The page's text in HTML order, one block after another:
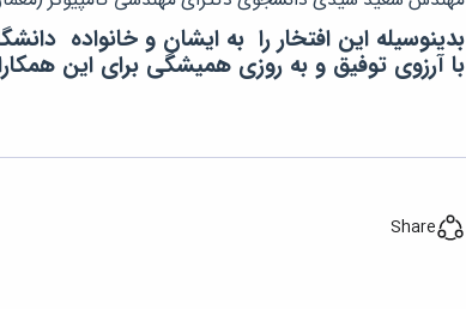
بدینوسیله این افتخار را به ایشان و خانواده
با آرزوی توفیق و به روزی همیشگی برای این
Share